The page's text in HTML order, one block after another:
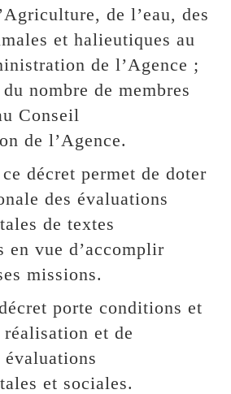
de l’eau, des
et halieutiques au
de l’Agence ;
nombre de membres
Conseil
de l’Agence.
décret permet de doter
des évaluations
de textes
en vue d’accomplir
missions.
porte conditions et
réalisation et de
et sociales.